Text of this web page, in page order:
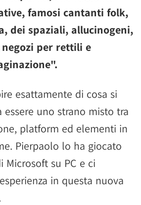
famosi cantanti folk,
dei spaziali, allucinogeni,
per rettili e
esattamente di cosa si
uno strano misto tra
platform ed elementi in
Pierpaolo lo ha giocato
Microsoft su PC e ci
in questa nuova